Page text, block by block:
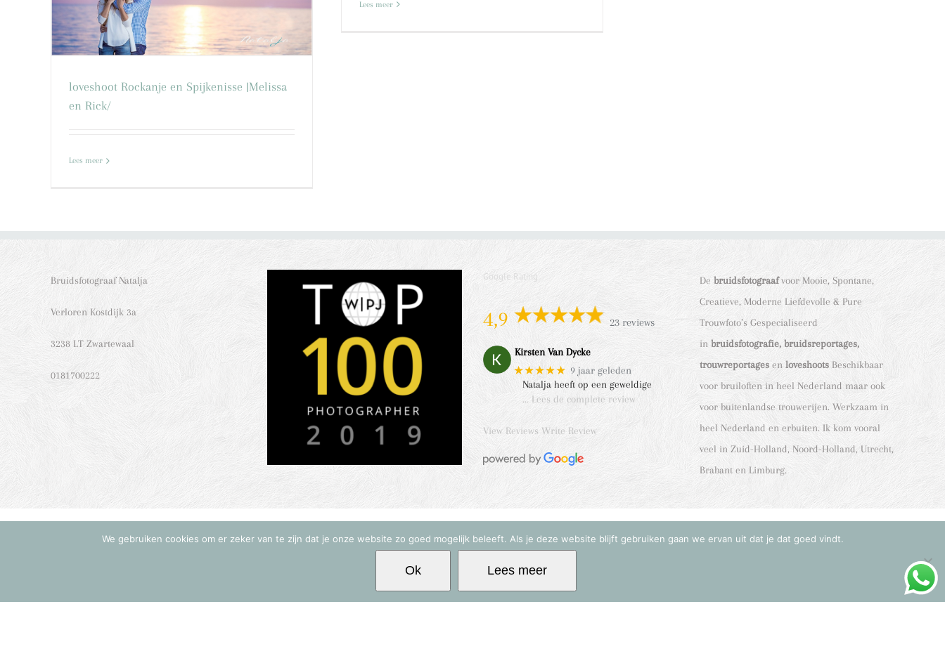
Lees meer
loveshoot Rockanje en Spijkenisse |Melissa
en Rick/
Lees meer
Bruidsfotograaf Natalja
Verloren Kostdijk 3a
3238 LT Zwartewaal
0181700222
Google Rating
4,9 23 reviews
Kirsten Van Dycke
★★★★★ 9 jaar geleden
Natalja heeft op een geweldige
… Lees de complete review
View Reviews Write Review
De bruidsfotograafvoor Mooie, Spontane,
Creatieve, Moderne Liefdevolle & Pure
Trouwfoto’s Gespecialiseerd
in bruidsfotografie, bruidsreportages,
trouwreportagesen loveshootsBeschikbaar
voor bruiloften in heel Nederland maar ook
voor buitenlandse trouwerijen. Werkzaam in
heel Nederland en erbuiten. Ik kom vooral
veel in Zuid-Holland, Noord-Holland, Utrecht,
Brabant en Limburg.
FacebookInstagram
We gebruiken cookies om er zeker van te zijn dat je onze website zo goed mogelijk beleeft. Als je deze website blijft gebruiken gaan we ervan uit dat je dat goed vindt.
Ok Lees meer